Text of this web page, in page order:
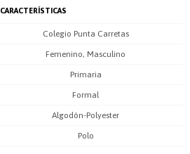
CARACTERÍSTICAS
Colegio Punta Carretas
Femenino, Masculino
Primaria
Formal
Algodón-Polyester
Polo